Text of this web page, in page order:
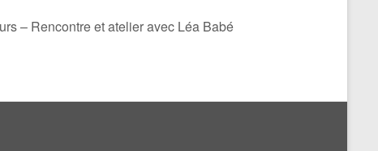
– Rencontre et atelier avec Léa Babé